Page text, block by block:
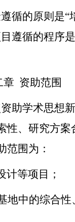
循的原则是“
遵循的程序
章 资助范围
助学术思想
性、研究方
范围为：
计等项目；
地中的综合